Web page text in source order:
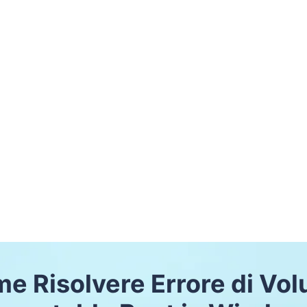
Risolvere Errore di